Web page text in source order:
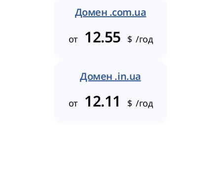
Домен .com.ua
от 12.55 $ /год
Домен .in.ua
от 12.11 $ /год